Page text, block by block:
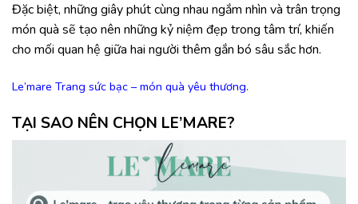
Đặc biệt, những giây phút cùng nhau ngắm nhìn và trân trọng
món quà sẽ tạo nên những kỷ niệm đẹp trong tâm trí, khiến
cho mối quan hệ giữa hai người thêm gắn bó sâu sắc hơn.
Le’mare Trang sức bạc – món quà yêu thương.
TẠI SAO NÊN CHỌN LE’MARE?